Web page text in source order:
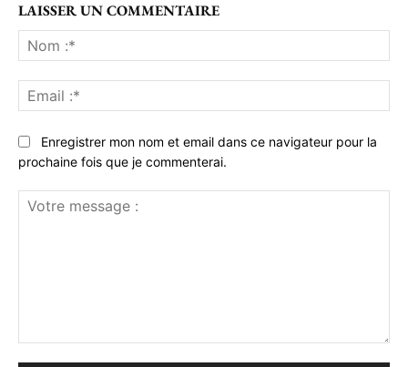
LAISSER UN COMMENTAIRE
:*
:*
Enregistrer mon nom et email dans ce navigateur pour la
prochaine fois que je commenterai.